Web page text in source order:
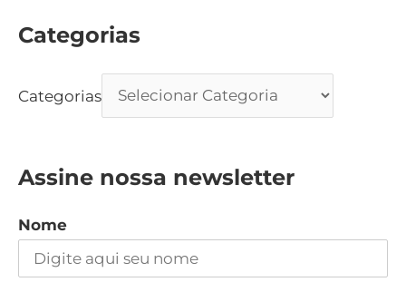
Categorias
Categorias
Assine nossa newsletter
Nome